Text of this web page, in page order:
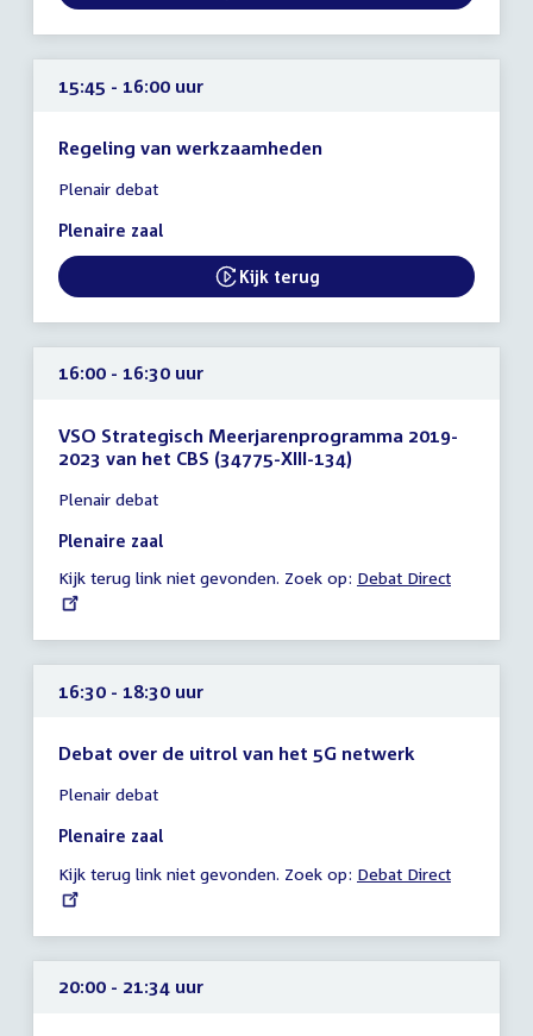
uur
15:45 - 16:00 uur
Regeling van werkzaamheden
vergadering
15:45
16:00
uur
Plenair debat
Plenaire zaal
External link:
Kijk terug
16:00 - 16:30 uur
VSO Strategisch Meerjarenprogramma 2019-
2023 van het CBS (34775-XIII-134)
vergadering
16:00
16:30
uur
Plenair debat
Plenaire zaal
Kijk terug link niet gevonden. Zoek op: External
Debat Direct
16:30 - 18:30 uur
Debat over de uitrol van het 5G netwerk
vergadering
16:30
18:30
uur
Plenair debat
Plenaire zaal
Kijk terug link niet gevonden. Zoek op: External
Debat Direct
20:00 - 21:34 uur